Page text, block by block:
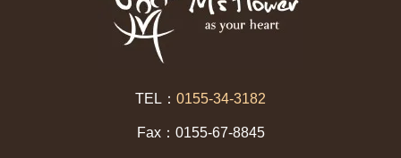
TEL： 0155-34-3182
Fax：0155-67-8845